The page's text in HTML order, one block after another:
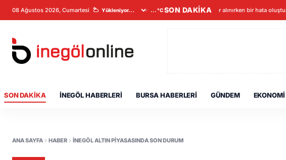
08 Ağustos 2026, Cumartesi ...°CSON DAKİKAVeriler alınırken bir hata oluştu.
SON DAKIKA İNEGÖL HABERLERI BURSA HABERLERI GÜNDEM EKONOMI
ANA SAYFA HABER İNEGÖL ALTIN PIYASASINDA SON DURUM